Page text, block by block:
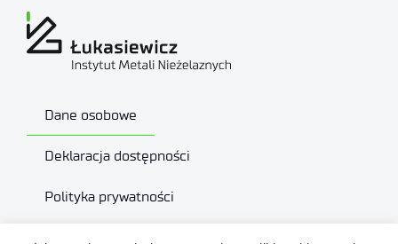
Dane osobowe
Deklaracja dostępności
Polityka prywatności